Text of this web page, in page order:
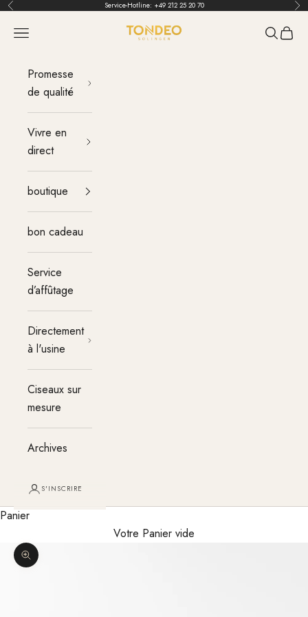
Aller au contenu
Retour Service-Hotline: +49 212 25 20 70
TONDEO
menu Panier
Promesse
de qualité
Vivre en
direct
boutique
bon cadeau
Service
d’affûtage
Directement
à l'usine
Ciseaux sur
mesure
Archives
S'INSCRIRE
Panier
Votre Panier vide
Agrandir l'image